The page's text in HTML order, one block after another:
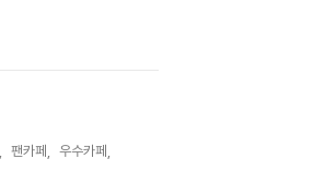
팬카페,
우수카페,